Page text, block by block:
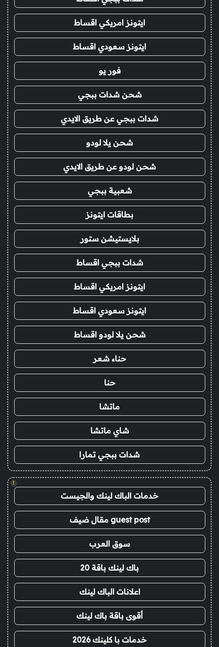
ايتونز امريكي اقساط
ايتونز سعودي اقساط
فور يو
شحن شدات ببجي
شدات ببجي عن طريق الايدي
شحن يلا لودو
شحن لودو عن طريق الايدي
شعبية ببجي
بطاقات ايتونز
بلايستيشن ستور
شدات ببجي اقساط
ايتونز امريكي اقساط
ايتونز سعودي اقساط
شحن يلا لودو اقساط
حناء شعر
حنا
ماتشا
شاي ماتشا
شدات ببجي تمارا
!
خدمات الباك لينك والجيست
guest post مقال ضيف
سوق العرب
باك لينك باقة 20
اعلانات الباك لينك
أقوى باقة باك لينك
خدمات با كلينك 2026